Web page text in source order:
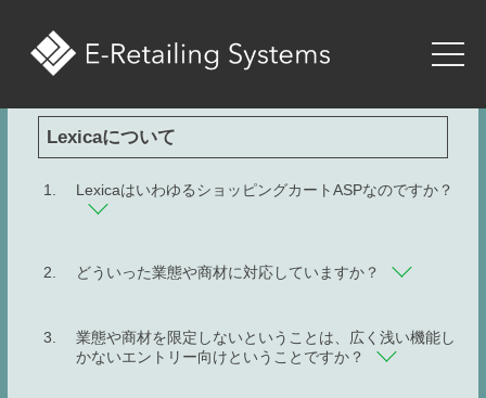
Lexicaについて
LexicaはいわゆるショッピングカートASPなのですか？
どういった業態や商材に対応していますか？
業態や商材を限定しないということは、広く浅い機能し
かないエントリー向けということですか？